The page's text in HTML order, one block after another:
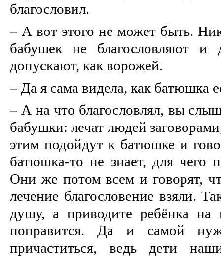
благословил.
– А вот этого не может быть.
бабушек не благословляют
допускают, как ворожей.
– Да я сама видела, как батюшка
– А на что благословлял, вы
бабушки: лечат людей
этим подойдут к батюшке и
батюшка-то не знает, для чего
Они же потом всем и говорят,
лечение благословение взяли.
душу, а приводите ребёнка на
поправится. Да и самой
причаститься, ведь дети